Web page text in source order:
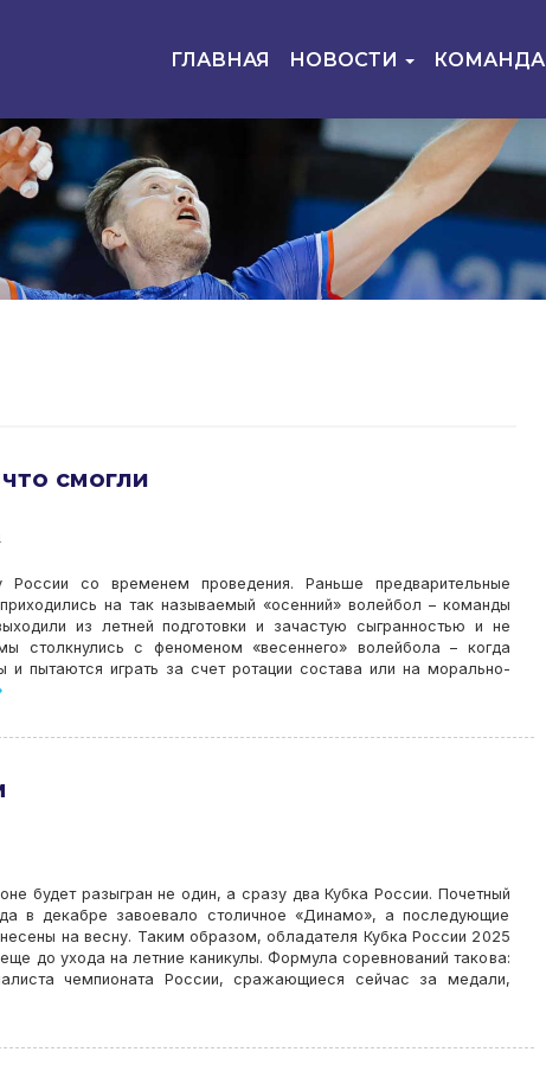
ГЛАВНАЯ НОВОСТИ КОМАНДА
смогли
России со временем проведения. Раньше предварительные
на так называемый «осенний» волейбол – команды
из летней подготовки и зачастую сыгранностью и не
столкнулись с феноменом «весеннего» волейбола – когда
и пытаются играть за счет ротации состава или на морально-
будет разыгран не один, а сразу два Кубка России. Почетный
в декабре завоевало столичное «Динамо», а последующие
на весну. Таким образом, обладателя Кубка России 2025
до ухода на летние каникулы. Формула соревнований такова:
чемпионата России, сражающиеся сейчас за медали,